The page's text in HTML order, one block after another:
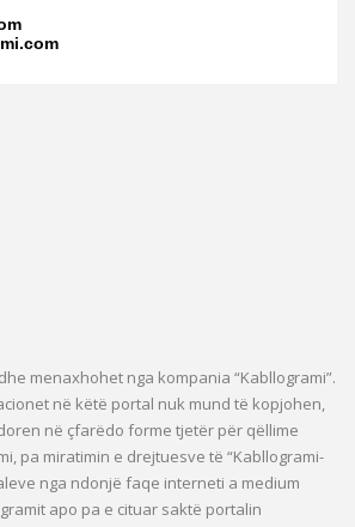
menaxhohet nga kompania “Kabllogrami”.
në këtë portal nuk mund të kopjohen,
në çfarëdo forme tjetër për qëllime
pa miratimin e drejtuesve të “Kabllogrami-
nga ndonjë faqe interneti a medium
apo pa e cituar saktë portalin